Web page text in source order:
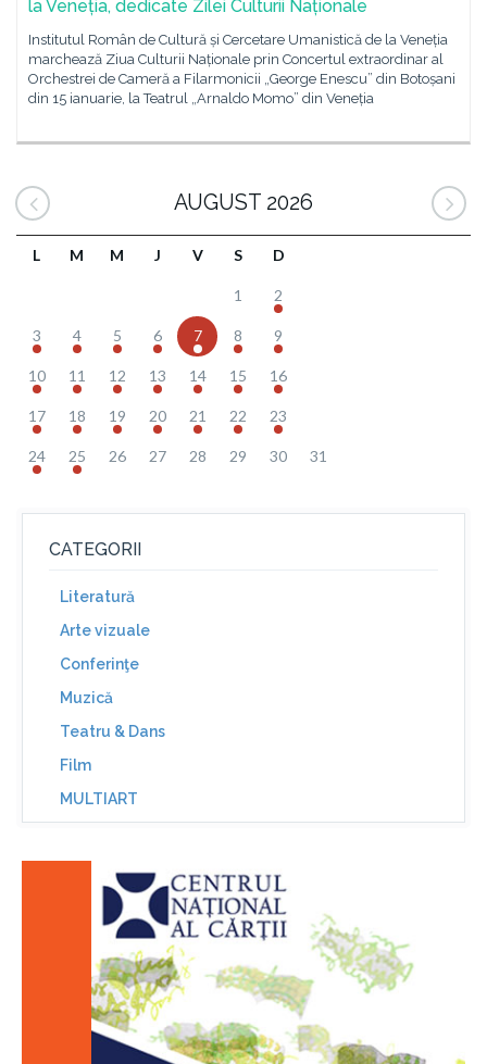
la Veneția, dedicate Zilei Culturii Naționale
Institutul Român de Cultură și Cercetare Umanistică de la Veneția
marchează Ziua Culturii Naționale prin Concertul extraordinar al
Orchestrei de Cameră a Filarmonicii „George Enescu” din Botoșani
din 15 ianuarie, la Teatrul „Arnaldo Momo” din Veneția
AUGUST 2026
L M M J V S D
1 2
3 4 5 6 7 8 9
10 11 12 13 14 15 16
17 18 19 20 21 22 23
24 25 26 27 28 29 30 31
CATEGORII
Literatură
Arte vizuale
Conferinţe
Muzică
Teatru & Dans
Film
MULTIART